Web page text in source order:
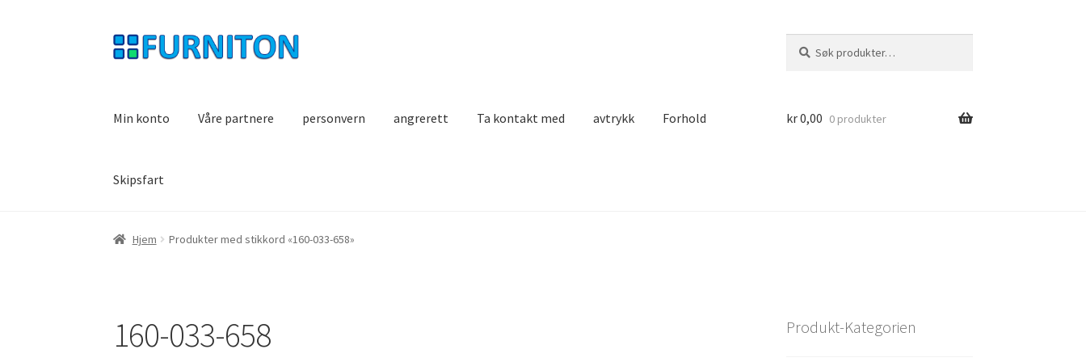
Hopp
til
Hopp
til
etter:
Min konto Våre partnere personvern angrerett Ta kontakt med avtrykk Forhold
Skipsfart
kr0,00 0 produkter
Hjem Produkter med stikkord «160-033-658»
160-033-658 Produkt-Kategorien